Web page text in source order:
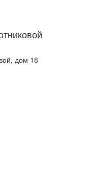
дом 18